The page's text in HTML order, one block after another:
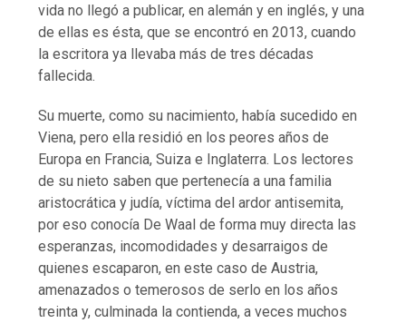
vida no llegó a publicar, en alemán y en inglés, y una
de ellas es ésta, que se encontró en 2013, cuando
la escritora ya llevaba más de tres décadas
fallecida.
Su muerte, como su nacimiento, había sucedido en
Viena, pero ella residió en los peores años de
Europa en Francia, Suiza e Inglaterra. Los lectores
de su nieto saben que pertenecía a una familia
aristocrática y judía, víctima del ardor antisemita,
por eso conocía De Waal de forma muy directa las
esperanzas, incomodidades y desarraigos de
quienes escaparon, en este caso de Austria,
amenazados o temerosos de serlo en los años
treinta y, culminada la contienda, a veces muchos